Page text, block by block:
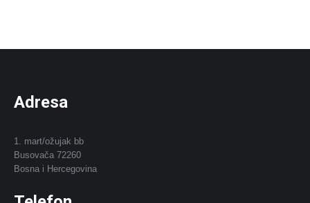
Adresa
1. mart/ožujak bb
Busovača 72260
Bosna i Hercegovina